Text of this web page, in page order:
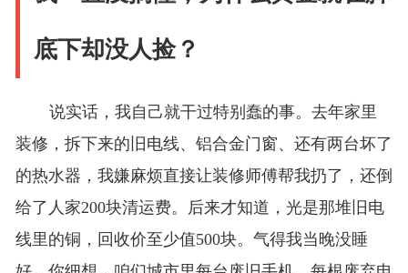
底下却没人捡？
说实话，我自己就干过特别蠢的事。去年家里
装修，拆下来的旧电线、铝合金门窗、还有两台坏了
的热水器，我嫌麻烦直接让装修师傅帮我扔了，还倒
给了人家200块清运费。后来才知道，光是那堆旧电
线里的铜，回收价至少值500块。气得我当晚没睡